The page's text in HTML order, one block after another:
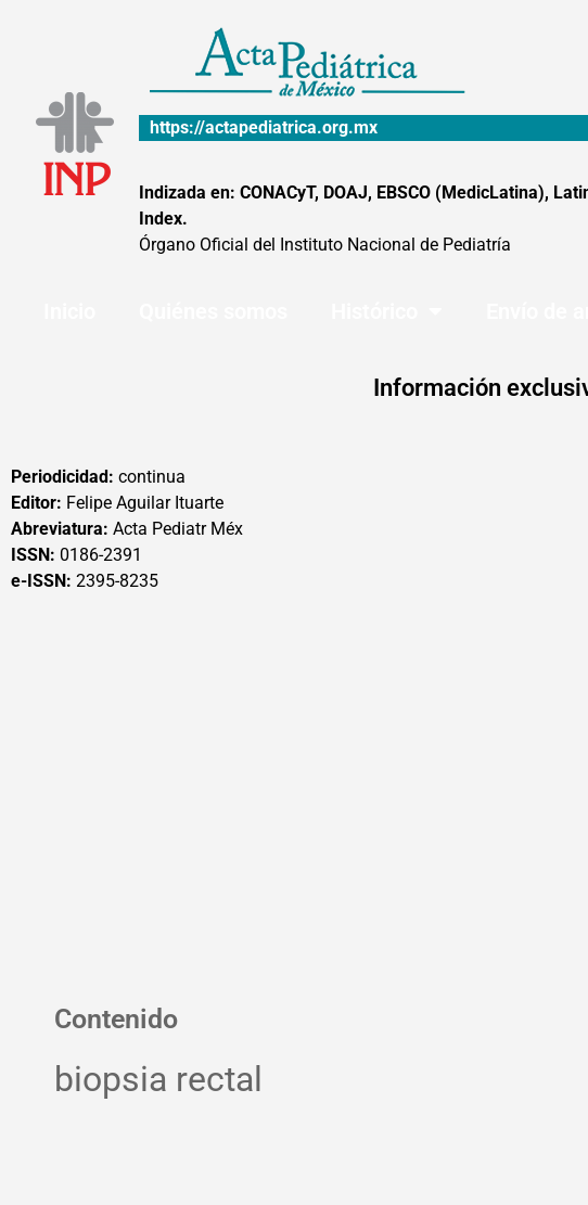
https://actapediatrica.org.mx
Indizada en: CONACyT, DOAJ, EBSCO (MedicLatina),
Index.
Órgano Oficial del Instituto Nacional de Pediatría
Información
Periodicidad: continua
Editor: Felipe Aguilar Ituarte
Abreviatura: Acta Pediatr Méx
ISSN: 0186-2391
e-ISSN: 2395-8235
Contenido
biopsia rectal